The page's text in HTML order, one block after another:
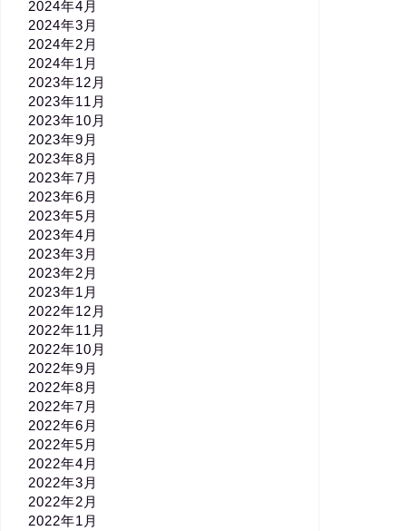
2024年4月
2024年3月
2024年2月
2024年1月
2023年12月
2023年11月
2023年10月
2023年9月
2023年8月
2023年7月
2023年6月
2023年5月
2023年4月
2023年3月
2023年2月
2023年1月
2022年12月
2022年11月
2022年10月
2022年9月
2022年8月
2022年7月
2022年6月
2022年5月
2022年4月
2022年3月
2022年2月
2022年1月